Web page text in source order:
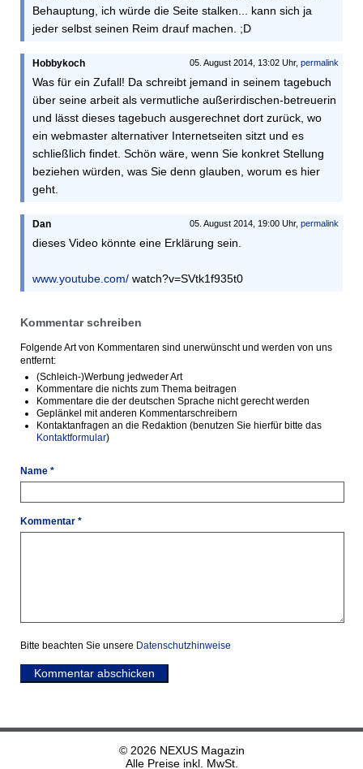
Behauptung, ich würde die Seite stalken... kann sich ja
jeder selbst seinen Reim drauf machen. ;D
05. August 2014, 13:02 Uhr, permalink
Hobbykoch
Was für ein Zufall! Da schreibt jemand in seinem tagebuch
über seine arbeit als vermutliche außerirdischen-betreuerin
und lässt dieses tagebuch ausgerechnet dort zurück, wo
ein webmaster alternativer Internetseiten sitzt und es
schließlich findet. Schön wäre, wenn Sie konkret Stellung
beziehen würden, was Sie denn glauben, worum es hier
geht.
05. August 2014, 19:00 Uhr, permalink
Dan
dieses Video könnte eine Erklärung sein.
www.youtube.com/ watch?v=SVtk1f935t0
Kommentar schreiben
Folgende Art von Kommentaren sind unerwünscht und werden von uns
entfernt:
(Schleich-)Werbung jedweder Art
Kommentare die nichts zum Thema beitragen
Kommentare die der deutschen Sprache nicht gerecht werden
Geplänkel mit anderen Kommentarschreibern
Kontaktanfragen an die Redaktion (benutzen Sie hierfür bitte das
Kontaktformular)
Name *
Kommentar *
Bitte beachten Sie unsere Datenschutzhinweise
Kommentar abschicken
© 2026 NEXUS Magazin
Alle Preise inkl. MwSt.